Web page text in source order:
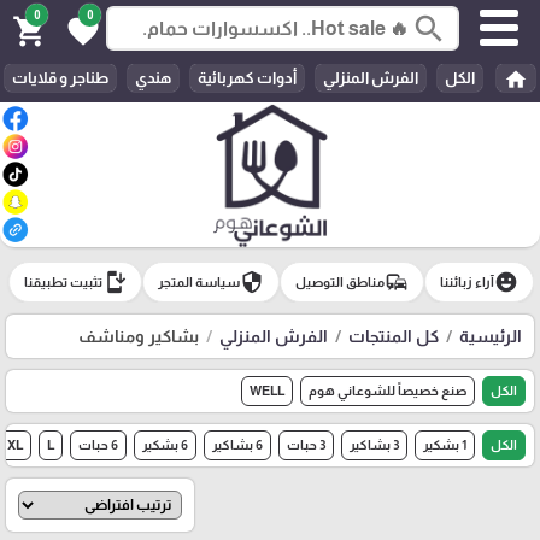
search
0
favorite
0
shopping_cart
home الكل الفرش المنزلي أدوات كهربائية هندي طناجر و قلايات
emoji_emotionsآراء زبائننا commuteمناطق التوصيل securityسياسة المتجر install_mobile تثبيت تطبيقنا
الرئيسية كل المنتجات الفرش المنزلي بشاكير ومناشف
الكل صنع خصيصاً للشوعاني هوم WELL
الكل 1 بشكير 3 بشاكير 3 حبات 6 بشاكير 6 بشكير 6 حبات L
XL